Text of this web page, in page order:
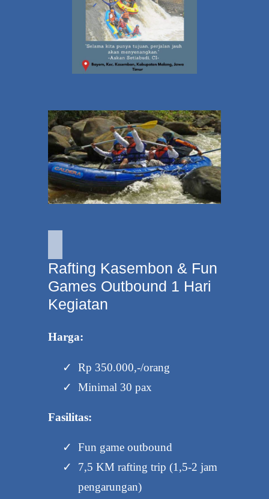
Rafting Kasembon & Fun
Games Outbound 1 Hari
Kegiatan
Harga:
Rp 350.000,-/orang
Minimal 30 pax
Fasilitas:
Fun game outbound
7,5 KM rafting trip (1,5-2 jam
pengarungan)